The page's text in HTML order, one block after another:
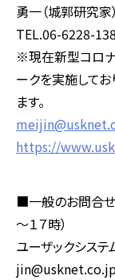
勇一（城郭研究家）
TEL.06-6228-
※現在新型コロ
ークを実施してお
ます。
https://
■一般のお問合せ
～１７時）
ユーザックシス